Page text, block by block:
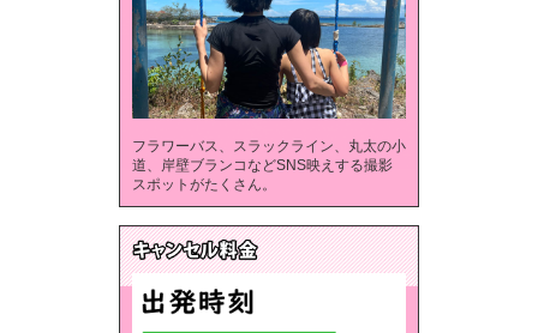
フラワーバス、スラックライン、丸太の小
道、岸壁ブランコなどSNS映えする撮影
スポットがたくさん。